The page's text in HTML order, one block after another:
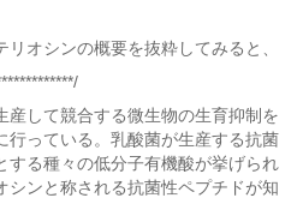
リオシンの概要を抜粋してみると、
産して競合する微生物の生育抑制を
行っている。乳酸菌が生産する抗菌
する種々の低分子有機酸が挙げられ
シンと称される抗菌性ペプチドが知